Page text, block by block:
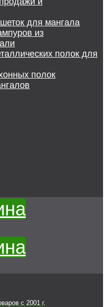
для мангала
из
полок для
полок
c 2001 г.